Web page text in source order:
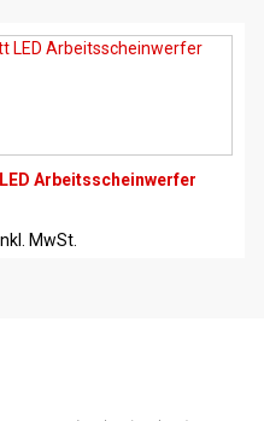
Arbeitsscheinwerfer
MwSt.